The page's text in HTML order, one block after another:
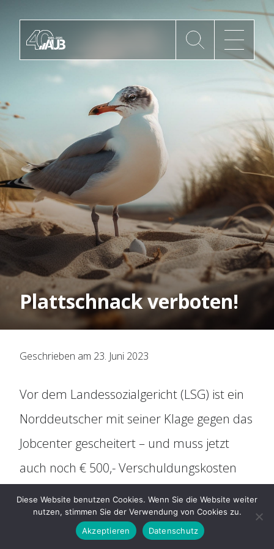
Die AUB
Mitgliedschaft
AUB Videos
Aktuelles
Newsletter
Organisation
Mitbestimmung
Social Media
Für Arbeitnehmer
ARAG Rechtsschutz
Rechtsberatung
Plattschnack verboten!
Geschrieben am 23. Juni 2023
Vor dem Landessozialgericht (LSG) ist ein
Norddeutscher mit seiner Klage gegen das
Jobcenter gescheitert – und muss jetzt
auch noch € 500,- Verschuldungskosten
zahlen, weil seine Klage – deutlich
gesprochen – ziemlich hirnrissig war.
Diese Website benutzen Cookies. Wenn Sie die Website weiter
nutzen, stimmen Sie der Verwendung von Cookies zu.
Akzeptieren
Datenschutz